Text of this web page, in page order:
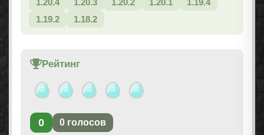
1.19.2
1.18.2
Рейтинг
0 0 голосов